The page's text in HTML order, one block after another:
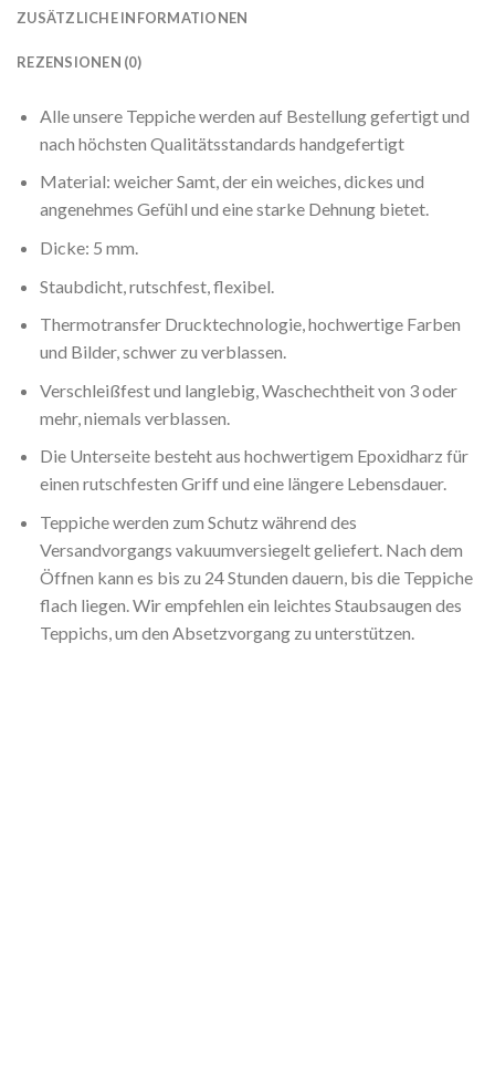
ZUSÄTZLICHE INFORMATIONEN
REZENSIONEN (0)
Alle unsere Teppiche werden auf Bestellung gefertigt und
nach höchsten Qualitätsstandards handgefertigt
Material: weicher Samt, der ein weiches, dickes und
angenehmes Gefühl und eine starke Dehnung bietet.
Dicke: 5 mm.
Staubdicht, rutschfest, flexibel.
Thermotransfer Drucktechnologie, hochwertige Farben
und Bilder, schwer zu verblassen.
Verschleißfest und langlebig, Waschechtheit von 3 oder
mehr, niemals verblassen.
Die Unterseite besteht aus hochwertigem Epoxidharz für
einen rutschfesten Griff und eine längere Lebensdauer.
Teppiche werden zum Schutz während des
Versandvorgangs vakuumversiegelt geliefert. Nach dem
Öffnen kann es bis zu 24 Stunden dauern, bis die Teppiche
flach liegen. Wir empfehlen ein leichtes Staubsaugen des
Teppichs, um den Absetzvorgang zu unterstützen.